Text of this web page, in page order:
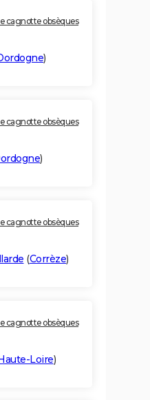
cagnotte obsèques
)
cagnotte obsèques
)
cagnotte obsèques
(Corrèze)
cagnotte obsèques
Loire)